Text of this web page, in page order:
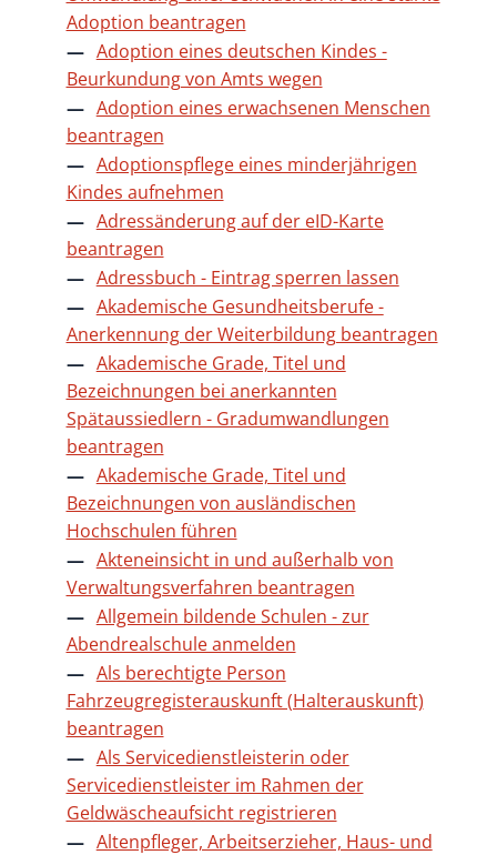
Adoption beantragen
Adoption eines deutschen Kindes -
Beurkundung von Amts wegen
Adoption eines erwachsenen Menschen
beantragen
Adoptionspflege eines minderjährigen
Kindes aufnehmen
Adressänderung auf der eID-Karte
beantragen
Adressbuch - Eintrag sperren lassen
Akademische Gesundheitsberufe -
Anerkennung der Weiterbildung beantragen
Akademische Grade, Titel und
Bezeichnungen bei anerkannten
Spätaussiedlern - Gradumwandlungen
beantragen
Akademische Grade, Titel und
Bezeichnungen von ausländischen
Hochschulen führen
Akteneinsicht in und außerhalb von
Verwaltungsverfahren beantragen
Allgemein bildende Schulen - zur
Abendrealschule anmelden
Als berechtigte Person
Fahrzeugregisterauskunft (Halterauskunft)
beantragen
Als Servicedienstleisterin oder
Servicedienstleister im Rahmen der
Geldwäscheaufsicht registrieren
Altenpfleger, Arbeitserzieher, Haus- und